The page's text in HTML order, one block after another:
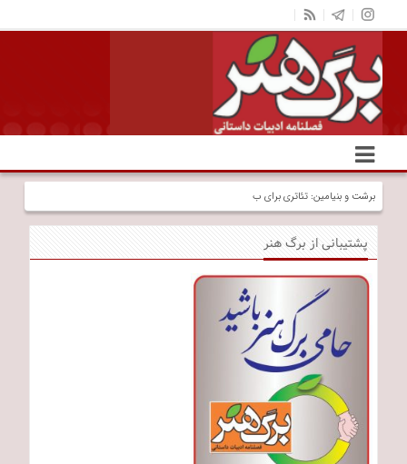
برشت و بنیامین: تئاتری برای بیداری در جهان عادت‌زده
پشتیبانی از برگ هنر